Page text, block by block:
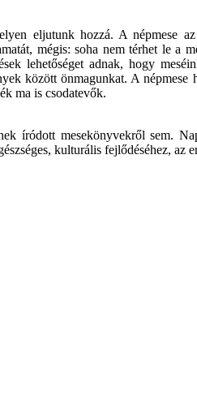
eljutunk hozzá. A népmese
mégis: soha nem térhet le a
lehetőséget adnak, hogy
között önmagunkat. A
ma is csodatevők.
íródott mesekönyvekről sem.
kulturális fejlődéséhez, az